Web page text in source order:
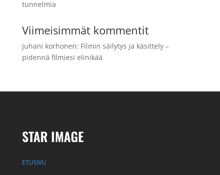
tunnelmia
Viimeisimmät kommentit
Juhani korhonen: Filmin säilytys ja käsittely –
pidennä filmiesi elinikää
STAR IMAGE
ETUSIVU